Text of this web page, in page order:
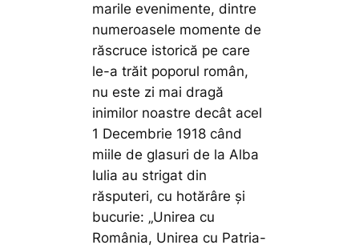
marile evenimente, dintre
numeroasele momente de
răscruce istorică pe care
le-a trăit poporul român,
nu este zi mai dragă
inimilor noastre decât acel
1 Decembrie 1918 când
miile de glasuri de la Alba
Iulia au strigat din
răsputeri, cu hotărâre şi
bucurie: „Unirea cu
România, Unirea cu Patria-